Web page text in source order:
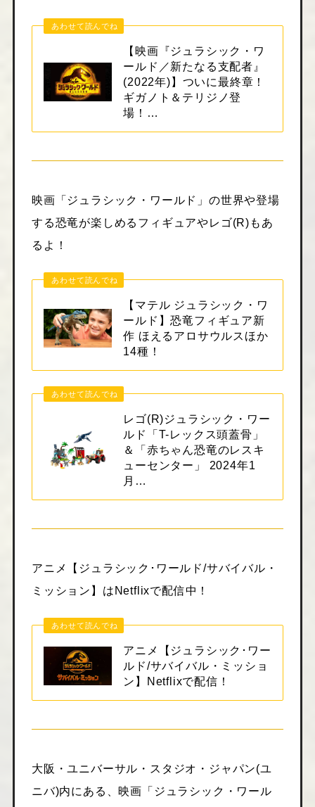
あわせて読んでね
【映画『ジュラシック・ワ
ールド／新たなる支配者』
(2022年)】ついに最終章！
ギガノト＆テリジノ登
場！…
映画「ジュラシック・ワールド」の世界や登場
する恐竜が楽しめるフィギュアやレゴ(R)もあ
るよ！
あわせて読んでね
【マテル ジュラシック・ワ
ールド】恐竜フィギュア新
作 ほえるアロサウルスほか
14種！
あわせて読んでね
レゴ(R)ジュラシック・ワー
ルド「T-レックス頭蓋骨」
＆「赤ちゃん恐竜のレスキ
ューセンター」 2024年1
月…
アニメ【ジュラシック･ワールド/サバイバル・
ミッション】はNetflixで配信中！
あわせて読んでね
アニメ【ジュラシック･ワー
ルド/サバイバル・ミッショ
ン】Netflixで配信！
大阪・ユニバーサル・スタジオ・ジャパン(ユ
ニバ)内にある、映画「ジュラシック・ワール